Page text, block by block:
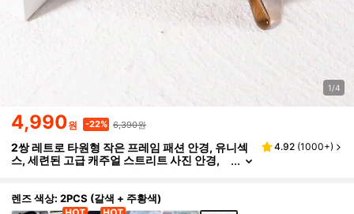
1/4
4,990원 -22% 6,390원
2쌍 레트로 타원형 작은 프레임 패션 안경, 유니섹
스, 세련된 고급 캐주얼 스트리트 사진 안경,
4.92 (1000+)
렌즈 색상: 2PCS (갈색 + 주황색)